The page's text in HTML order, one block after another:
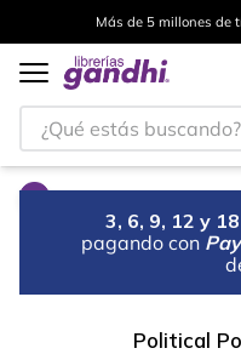
Más de 5 millones de
¿Qué estás buscando?
3, 6, 9, 12 y
pagando con
Political